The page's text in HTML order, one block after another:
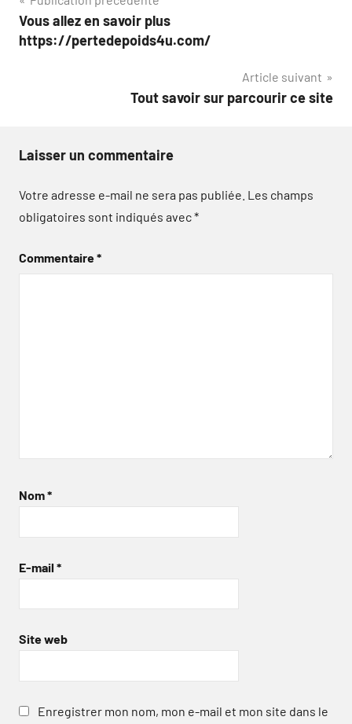
de
Vous allez en savoir plus
https://pertedepoids4u.com/
Article suivant
Tout savoir sur parcourir ce site
Laisser un commentaire
Votre adresse e-mail ne sera pas publiée. Les champs
obligatoires sont indiqués avec*
Commentaire*
Nom*
E-mail *
Site web
Enregistrer mon nom, mon e-mail et mon site dans le